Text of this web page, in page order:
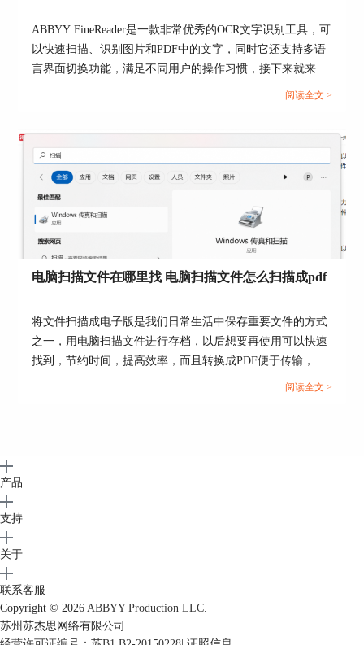
后，如图5所示，单击其快捷工具栏中的“编辑”按
钮，即可进入编辑模式，编辑文档中的文本和图
片。
图5：编辑模式
在编辑模式下，软件会新增一个编辑工具
栏，我们可运用其进行文本的添加与文本的属性变
更。另外，进入编辑模式后，文档中的文本与图片
的外围会新增一个边框，说明其可编辑。
ABBYY FineReader是一款非常优秀的OCR文字识别工具，可
以快速扫描、识别图片和PDF中的文字，同时它还支持多语
言界面切换功能，满足不同用户的操作习惯，接下来就来大
家了解一下ABBYY如何改语言，ABBYY如何设置中文的操
阅读全文 >
电脑扫描文件在哪里找 电脑扫描文件怎么扫描成pdf
将文件扫描成电子版是我们日常生活中保存重要文件的方式
之一，用电脑扫描文件进行存档，以后想要再使用可以快速
找到，节约时间，提高效率，而且转换成PDF便于传输，浏
览方便。今天小编给大家讲讲电脑扫描文件在哪里找，电脑
阅读全文 >
产品
支持
关于
联系客服
Copyright © 2026 ABBYY Production LLC.
苏州苏杰思网络有限公司